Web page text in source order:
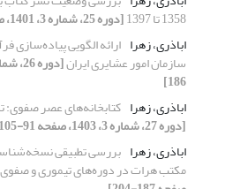
1358 تا 1397
[دوره 25، شماره 3، 1401، صفحه 189-213]
اباذری، زهرا ارائه الگویی پیاده‌سازی
سازمان امور عشایری ایران
186]
اباذری، زهرا کتابخانه‌های عصر صفوی:
[دوره 27، شماره 3، 1403، صفحه 91-105]
اباذری، زهرا بررسی تطبیقی
مکتب هرات در دوره‌های تیموری و صفوی